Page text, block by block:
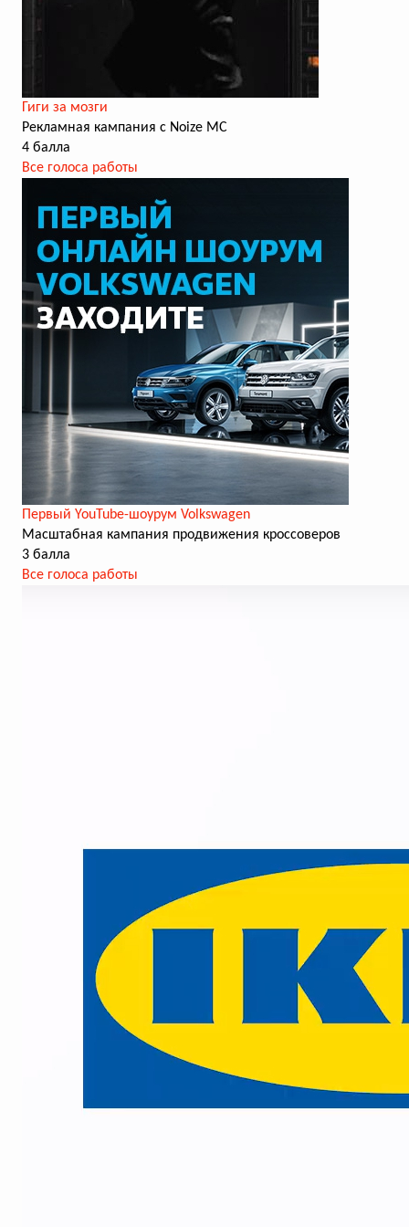
Гиги за мозги
Рекламная кампания с Noize MC
4 балла
Все голоса работы
Первый YouTube-шоурум Volkswagen
Масштабная кампания продвижения кроссоверов
3 балла
Все голоса работы